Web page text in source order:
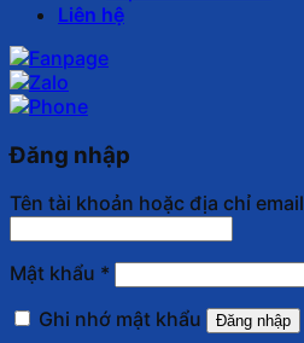
Liên hệ
Đăng nhập
Tên tài khoản hoặc địa chỉ email
Mật khẩu *
Ghi nhớ mật khẩu
Đăng nhập